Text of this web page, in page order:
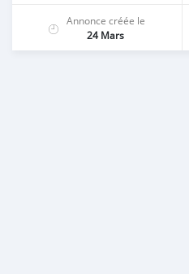
Annonce créée le
24 Mars